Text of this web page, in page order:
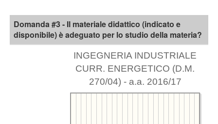
Domanda #3 - Il materiale didattico (indicato e
disponibile) è adeguato per lo studio della materia?
INGEGNERIA INDUSTRIALE
CURR. ENERGETICO (D.M.
270/04) - a.a. 2016/17